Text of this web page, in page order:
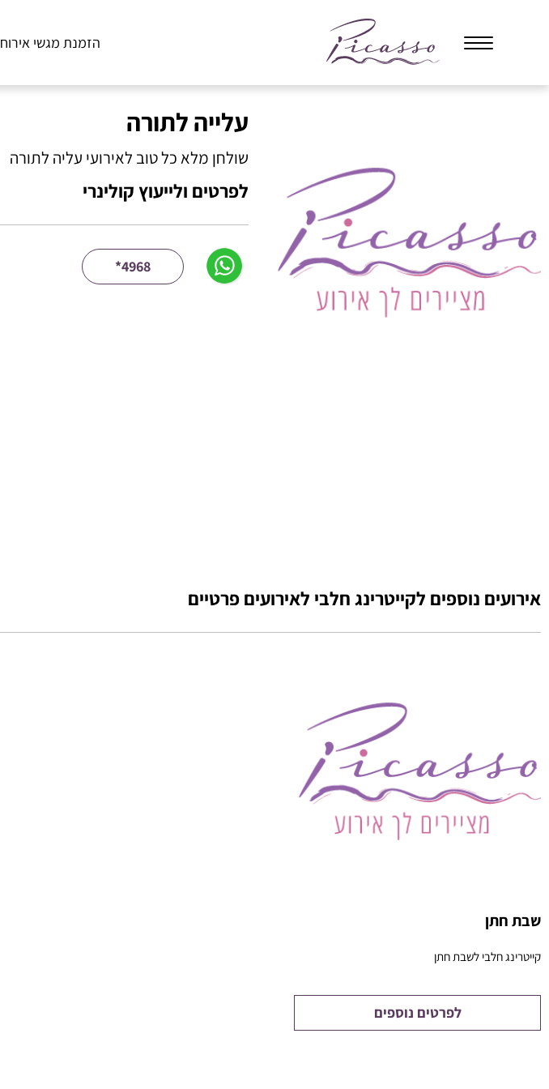
הזמנת מגשי אירוח
עלייה לתורה
שולחן מלא כל טוב לאירועי עליה לתורה
לפרטים ולייעוץ קולינרי
*4968
אירועים נוספים לקייטרינג חלבי לאירועים פרטיים
שבת חתן
קייטרינג חלבי לשבת חתן
לפרטים נוספים